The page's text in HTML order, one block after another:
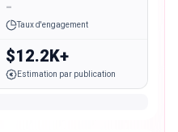
-
Taux d'engagement
$12.2K+
Estimation par publication